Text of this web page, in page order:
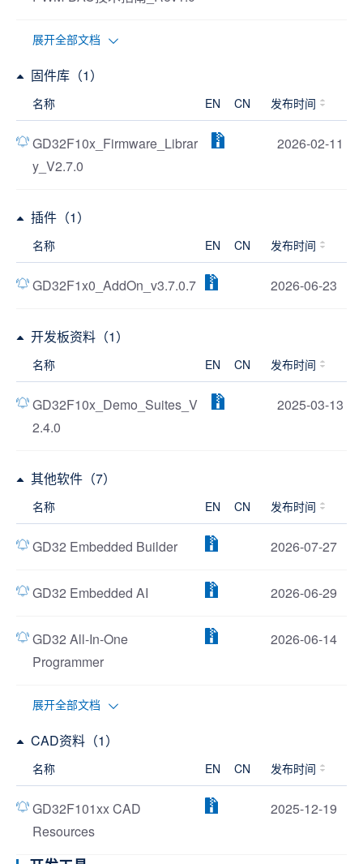
展开全部文档
固件库（1）
名称 EN CN 发布时间
GD32F10x_Firmware_Librar
y_V2.7.0
2026-02-11
插件（1）
名称 EN CN 发布时间
GD32F1x0_AddOn_v3.7.0.7 2026-06-23
开发板资料（1）
名称 EN CN 发布时间
GD32F10x_Demo_Suites_V
2.4.0
2025-03-13
其他软件（7）
名称 EN CN 发布时间
GD32 Embedded Builder 2026-07-27
GD32 Embedded AI 2026-06-29
GD32 All-In-One
Programmer
2026-06-14
展开全部文档
CAD资料（1）
名称 EN CN 发布时间
GD32F101xx CAD
Resources
2025-12-19